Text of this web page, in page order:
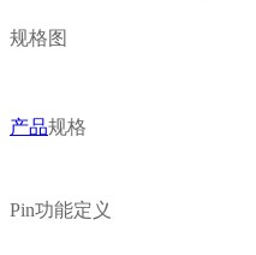
规格图
产品规格
Pin功能定义